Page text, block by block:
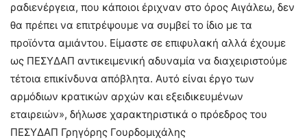
ραδιενέργεια, που κάποιοι έριχναν στο όρος Αιγάλεω, δεν
θα πρέπει να επιτρέψουμε να συμβεί το ίδιο με τα
προϊόντα αμιάντου. Είμαστε σε επιφυλακή αλλά έχουμε
ως ΠΕΣΥΔΑΠ αντικειμενική αδυναμία να διαχειριστούμε
τέτοια επικίνδυνα απόβλητα. Αυτό είναι έργο των
αρμόδιων κρατικών αρχών και εξειδικευμένων
εταιρειών», δήλωσε χαρακτηριστικά ο πρόεδρος του
ΠΕΣΥΔΑΠ Γρηγόρης Γουρδομιχάλης